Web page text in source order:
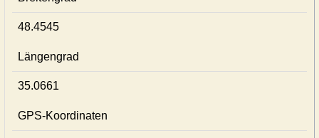
48.4545
Längengrad
35.0661
GPS-Koordinaten